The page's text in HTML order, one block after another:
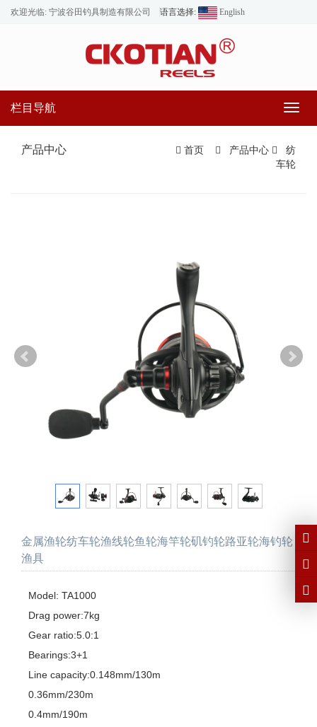
欢迎光临: 宁波谷田钓具制造有限公司 语言选择: English
栏目导航
产品中心 首页 产品中心
纺
车轮
金属渔轮纺车轮渔线轮鱼轮海竿轮矶钓轮路亚轮海钓轮
渔具
Model: TA1000
Drag power:7kg
Gear ratio:5.0:1
Bearings:3+1
Line capacity:0.148mm/130m
0.36mm/230m
0.4mm/190m